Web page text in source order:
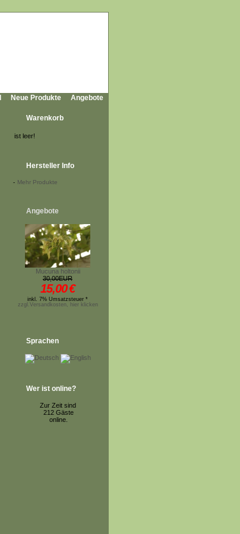
Neue Produkte Angebote
Warenkorb
ist leer!
Hersteller Info
- Mehr Produkte
Angebote
Mucuna holtonii
30,00EUR
15,00€
inkl. 7% Umsatzsteuer *
zzgl.Versandkosten, hier klicken
Sprachen
Wer ist online?
Zur Zeit sind
212 Gäste
online.